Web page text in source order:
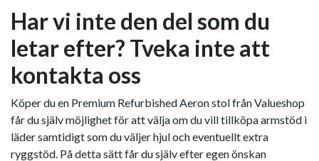
Har vi inte den del som du
letar efter? Tveka inte att
kontakta oss
Köper du en Premium Refurbished Aeron stol från Valueshop
får du själv möjlighet för att välja om du vill tillköpa armstöd i
läder samtidigt som du väljer hjul och eventuellt extra
ryggstöd. På detta sätt får du själv efter egen önskan